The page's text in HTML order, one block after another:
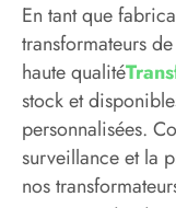
En tant que
transformateurs
haute qualité
stock et
personnalisées.
surveillance et la
nos